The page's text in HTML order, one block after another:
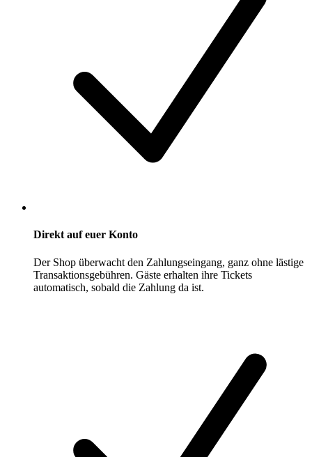
Direkt auf euer Konto
Der Shop überwacht den Zahlungseingang, ganz ohne lästige
Transaktionsgebühren. Gäste erhalten ihre Tickets
automatisch, sobald die Zahlung da ist.